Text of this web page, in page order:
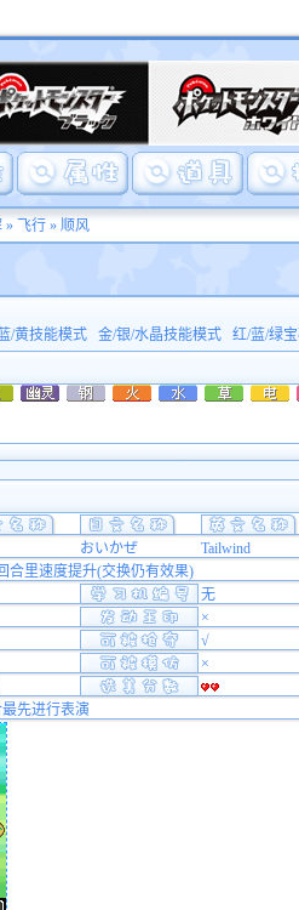
» 飞行» 顺风
/黄技能模式 金/银/水晶技能模式 红/蓝/绿
おいかぜ Tailwind
合里速度提升(交换仍有效果)
无
×
√
×
先进行表演